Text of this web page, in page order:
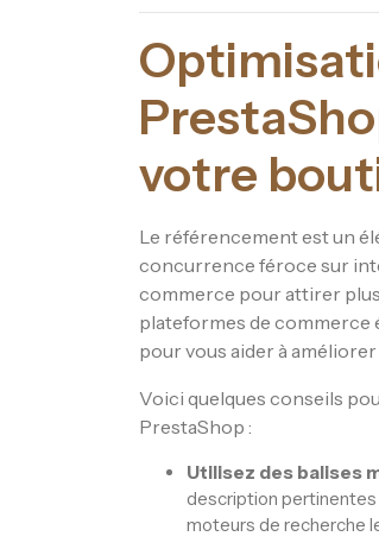
votre
Le référencement est un
concurrence féroce sur
commerce pour attirer plus
plateformes de commerce
pour vous aider à
Voici quelques conseils
PrestaShop :
Utilisez des balises
description pertinentes
moteurs de recherche